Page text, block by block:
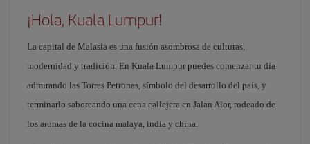
¡Hola, Kuala Lumpur!
La capital de Malasia es una fusión asombrosa de culturas,
modernidad y tradición. En Kuala Lumpur puedes comenzar tu día
admirando las Torres Petronas, símbolo del desarrollo del país, y
terminarlo saboreando una cena callejera en Jalan Alor, rodeado de
los aromas de la cocina malaya, india y china.